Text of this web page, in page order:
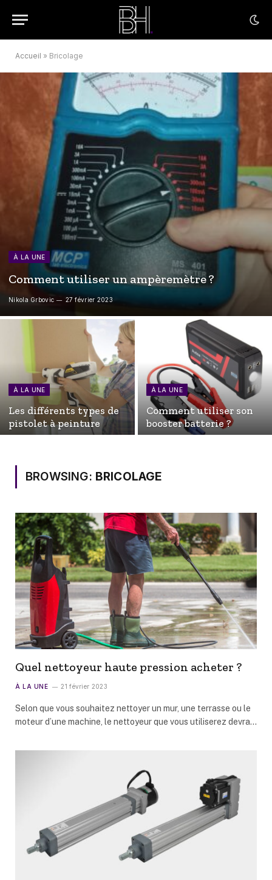
Accueil » Bricolage
À LA UNE
Comment utiliser un ampèremètre ?
Nikola Grbovic 27 février 2023
À LA UNE
Les différents types de
pistolet à peinture
À LA UNE
Comment utiliser son
booster batterie ?
BROWSING: BRICOLAGE
Quel nettoyeur haute pression acheter ?
À LA UNE 21 février 2023
Selon que vous souhaitez nettoyer un mur, une terrasse ou le
moteur d’une machine, le nettoyeur que vous utiliserez devra…